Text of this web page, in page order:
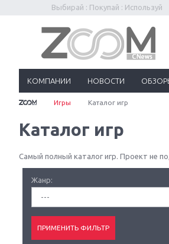
Выбирай : Покупай : Используй
КОМПАНИИ НОВОСТИ
Игры Каталог игр
Каталог игр
Самый полный каталог игр. Проект не
Жанр:
---